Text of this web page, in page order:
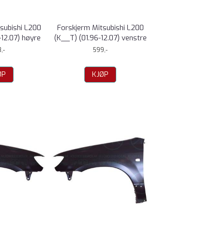
L200
høyre
Forskjerm Mitsubishi L200
(K__T) (01.96-12.07) venstre
599,-
KJØP